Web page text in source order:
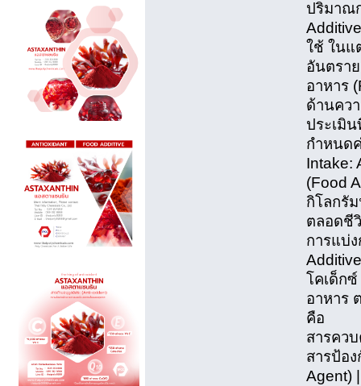
ปริมาณ
ใช้ ในแ
อันตรา
อาหาร
ด้านคว
ประเมิ
กำหนด
Intake:
(Food
กิโลกรั
ตลอดชี
การแบ่
โคเด็ก
อาหาร
คือ
สารคว
สารป้อ
Agent)